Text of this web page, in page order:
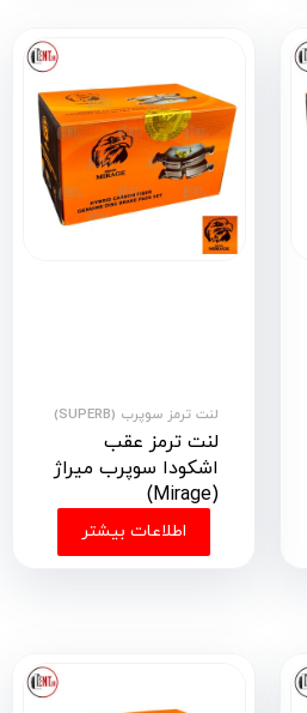
لنت ترمز سوپرب (SUPERB)
لنت ترمز عقب
اشکودا سوپرب میراژ
(Mirage)
اطلاعات بیشتر